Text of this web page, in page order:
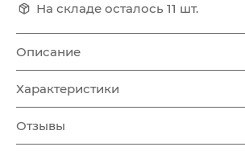
На складе осталось 11 шт.
Описание
Характеристики
Отзывы